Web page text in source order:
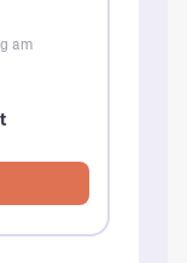
am